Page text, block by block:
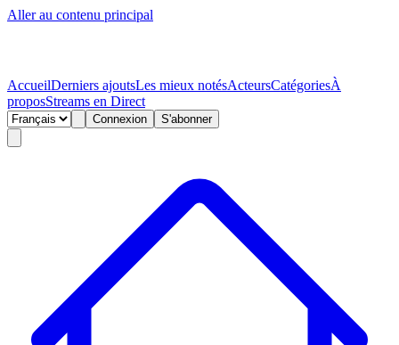
Aller au contenu principal
AccueilDerniers ajoutsLes mieux notésActeursCatégoriesÀ
proposStreams en Direct
Connexion S'abonner